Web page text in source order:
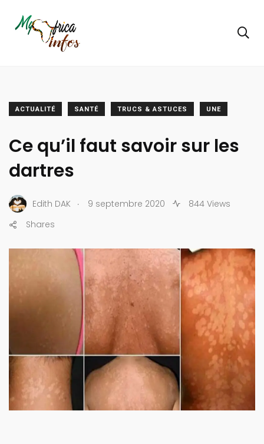
ACTUALITÉ SANTÉ TRUCS & ASTUCES UNE
Ce qu’il faut savoir sur les
dartres
Edith DAK . 9 septembre 2020
844 Views
Shares